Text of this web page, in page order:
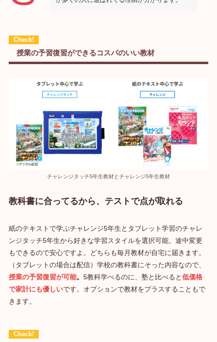
授業の予習復習ができるコスパのいい教材
チャレンジタッチ5年生教材とチャレンジ5年生教材
教科書に合ってるから、テストで点が取れる
紙のテキストで学ぶチャレンジ5年生とタブレット学習のチャレ
ンジタッチ5年生から好きな学習スタイルを選択可能。途中変更
もできるので安心ですよ。どちらも毎月教材が自宅に届きます。
（タブレットの場合は配信）学校の教科書にそった内容なので、
授業の予習復習が可能。 5教科学べるのに、塾と比べると低価格
で家計にも優しいです。オプションで教材をプラスすることもで
きます。